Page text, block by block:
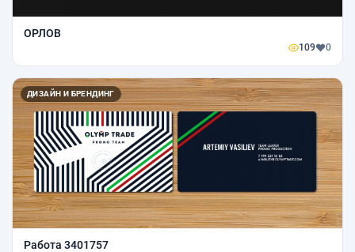
ОРЛОВ
109 0
ДИЗАЙН И БРЕНДИНГ
Работа 3401757